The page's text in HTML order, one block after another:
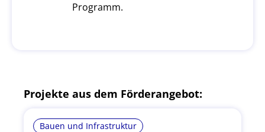
Programm.
Projekte aus dem Förderangebot:
Bauen und Infrastruktur